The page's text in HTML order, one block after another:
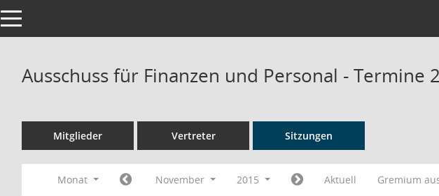
Toggle navigation
Ausschuss für Finanzen und Personal - Termine
Mitglieder Vertreter Sitzungen
Monat November 2015 Aktuell Gremium